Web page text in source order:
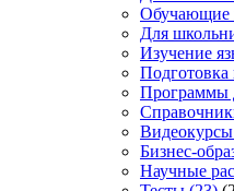
Обучающие
Для
Изучение
Программы
Видеокурсы
Бизнес-
Научные